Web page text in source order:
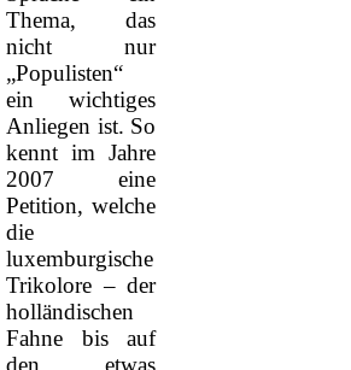
Thema, das
nicht nur
„Populisten“
ein wichtiges
Anliegen ist. So
kennt im Jahre
2007 eine
Petition, welche
die
luxemburgische
Trikolore – der
holländischen
Fahne bis auf
den etwas